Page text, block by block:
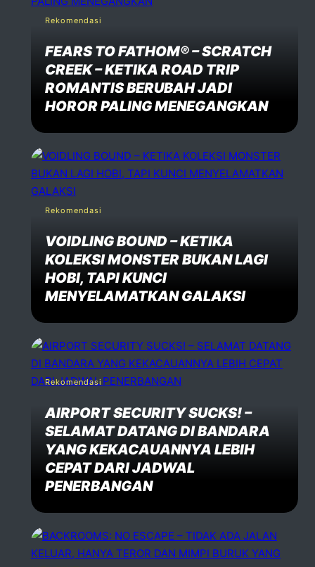
Rekomendasi
FEARS TO FATHOM® – SCRATCH
CREEK – KETIKA ROAD TRIP
ROMANTIS BERUBAH JADI
HOROR PALING MENEGANGKAN
Rekomendasi
VOIDLING BOUND – KETIKA
KOLEKSI MONSTER BUKAN LAGI
HOBI, TAPI KUNCI
MENYELAMATKAN GALAKSI
Rekomendasi
AIRPORT SECURITY SUCKS! –
SELAMAT DATANG DI BANDARA
YANG KEKACAUANNYA LEBIH
CEPAT DARI JADWAL
PENERBANGAN